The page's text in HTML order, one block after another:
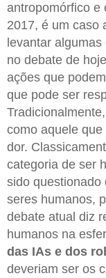
antropomórfico e
2017, é um caso
levantar
no debate de
ações que
que pode ser
como aquele
dor.
categoria de ser
sido questionado
seres humanos,
debate atual diz
humanos na
das IAs e dos
deveriam ser os